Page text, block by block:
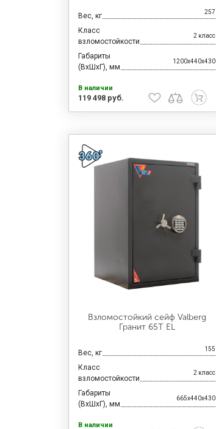
Вес, кг 257
Класс
взломостойкости
2 класс
Габариты
(ВхШхГ), мм
1200x440x430
В наличии
119 498 руб.
Взломостойкий сейф Valberg
Гранит 65Т EL
Вес, кг 155
Класс
взломостойкости
2 класс
Габариты
(ВхШхГ), мм
665x440x430
В наличии